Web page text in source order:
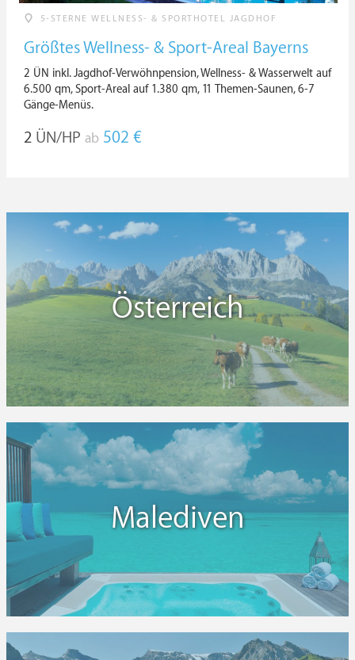
5-STERNE WELLNESS- & SPORTHOTEL JAGDHOF
Größtes Wellness- & Sport-Areal Bayerns
2 ÜN inkl. Jagdhof-Verwöhnpension, Wellness- & Wasserwelt auf
6.500 qm, Sport-Areal auf 1.380 qm, 11 Themen-Saunen, 6-7
Gänge-Menüs.
2 ÜN/HP ab 502 €
Österreich
Malediven